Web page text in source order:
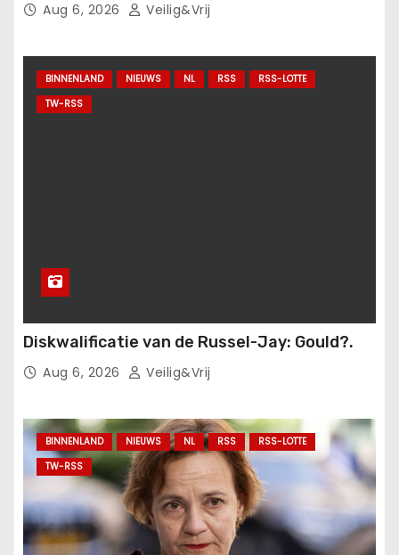
Aug 6, 2026 Veilig&Vrij
BINNENLAND NIEUWS NL RSS
RSS-LOTTE
TW-RSS
Diskwalificatie van de Russel-Jay: Gould?.
Aug 6, 2026 Veilig&Vrij
BINNENLAND NIEUWS NL RSS
RSS-LOTTE
TW-RSS